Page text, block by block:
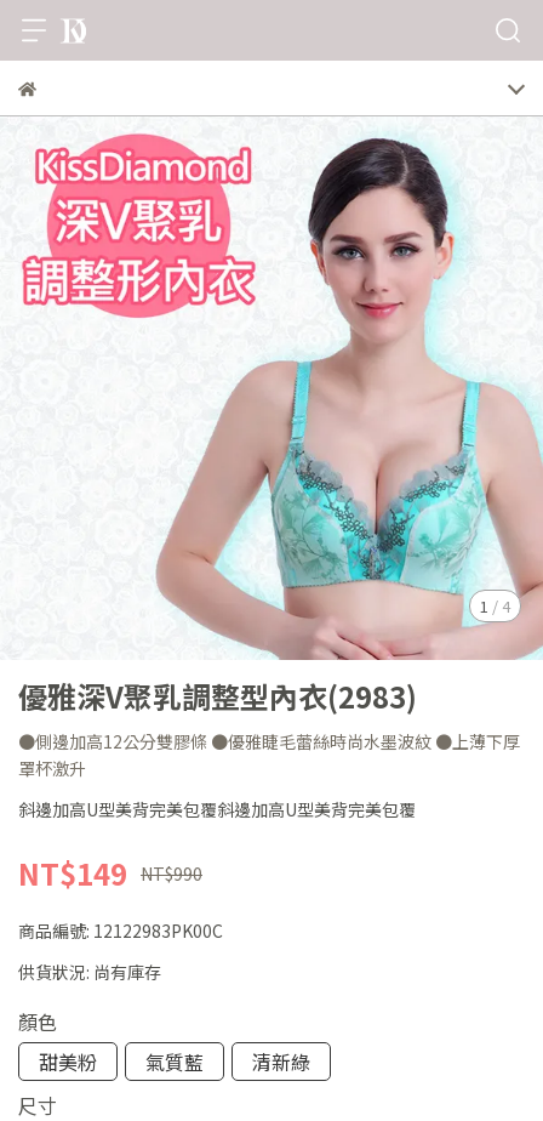
1 / 4
優雅深V聚乳調整型內衣(2983)
●側邊加高12公分雙膠條 ●優雅睫毛蕾絲時尚水墨波紋 ●上薄下厚
罩杯激升
斜邊加高U型美背完美包覆斜邊加高U型美背完美包覆
NT$149 NT$990
商品編號: 12122983PK00C
供貨狀況: 尚有庫存
顏色
甜美粉
氣質藍
清新綠
尺寸